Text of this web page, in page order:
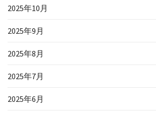
2025年10月
2025年9月
2025年8月
2025年7月
2025年6月